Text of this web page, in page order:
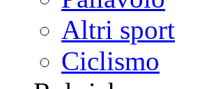
Altri sport
Ciclismo